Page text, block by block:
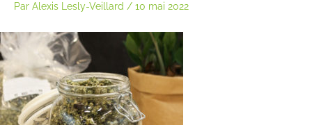
Par Alexis Lesly-Veillard / 10 mai 2022